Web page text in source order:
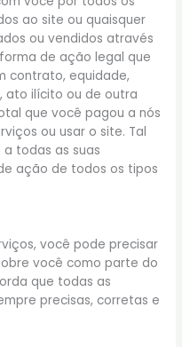
ao site ou quaisquer
ou vendidos através
de ação legal que
contrato, equidade,
ato ilícito ou de outra
que você pagou a nós
ou usar o site. Tal
todas as suas
ação de todos os tipos
você pode precisar
você como parte do
que todas as
precisas, corretas e